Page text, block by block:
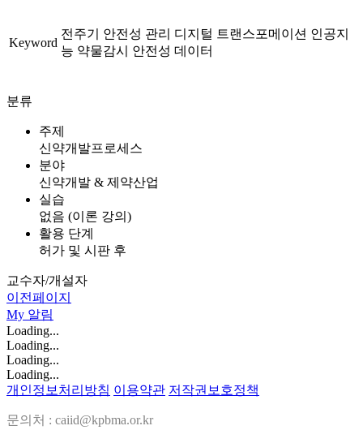
Keyword
전주기 안전성 관리 디지털 트랜스포메이션 인공지
능 약물감시 안전성 데이터
분류
주제
신약개발프로세스
분야
신약개발 & 제약산업
실습
없음 (이론 강의)
활용 단계
허가 및 시판 후
교수자/개설자
이전페이지
My 알림
Loading...
Loading...
Loading...
Loading...
개인정보처리방침 이용약관 저작권보호정책
문의처 : caiid@kpbma.or.kr